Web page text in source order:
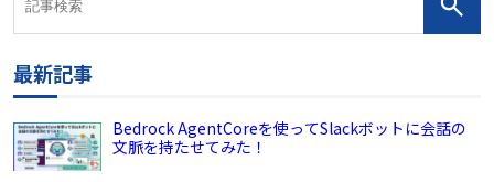
最新記事
Bedrock AgentCoreを使ってSlackボットに会話の
文脈を持たせてみた！